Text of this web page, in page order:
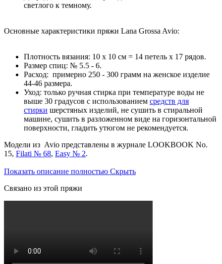
светлого к темному.
Основные характеристики пряжи Lana Grossa Avio:
Плотность вязания: 10 х 10 см = 14 петель х 17 рядов.
Размер спиц: № 5.5 - 6.
Расход: примерно 250 - 300 грамм на женское изделие
44-46 размера.
Уход: только ручная стирка при температуре воды не
выше 30 градусов с использованием средств для
стирки шерстяных изделий, не сушить в стиральной
машине, сушить в разложенном виде на горизонтальной
поверхности, гладить утюгом не рекомендуется.
Модели из Avio представлены в журнале LOOKBOOK No.
15, Filati № 68, Easy № 2.
Показать описание полностью Скрыть
Связано из этой пряжи